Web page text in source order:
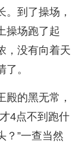
到了操场，
操场跑了起
，没有向着天
。
的黑无常，
4点不到跑什
？”一查当然